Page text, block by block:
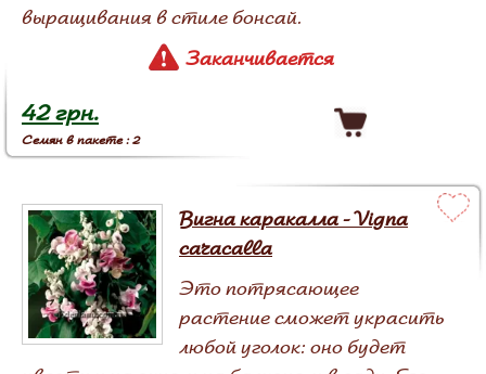
выращивания в стиле бонсай.
Заканчивается
42 грн.
Семян в пакете : 2
Вигна каракалла - Vigna
caracalla
Это потрясающее
растение сможет украсить
любой уголок: оно будет